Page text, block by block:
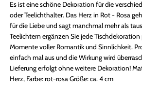
Es ist eine schöne Dekoration für die
oder Teelichthalter. Das Herz in Rot - Rosa
für die Liebe und sagt manchmal mehr als
Teelichtern ergänzen Sie jede
Momente voller Romantik und Sinnlichkeit.
einfach mal aus und die Wirkung wird
Lieferung erfolgt ohne weitere Dekoration!
Herz, Farbe: rot-rosa Größe: ca. 4 cm